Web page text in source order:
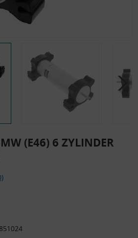
(E46) 6 ZYLINDER